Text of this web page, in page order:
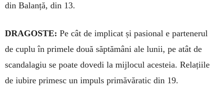
din Balanță, din 13.
DRAGOSTE: Pe cât de implicat și pasional e par­te­nerul
de cuplu în primele două săptămâni ale lu­nii, pe atât de
scandalagiu se poate dovedi la mijlo­cul acesteia. Relațiile
de iubire primesc un impuls primăvăratic din 19.